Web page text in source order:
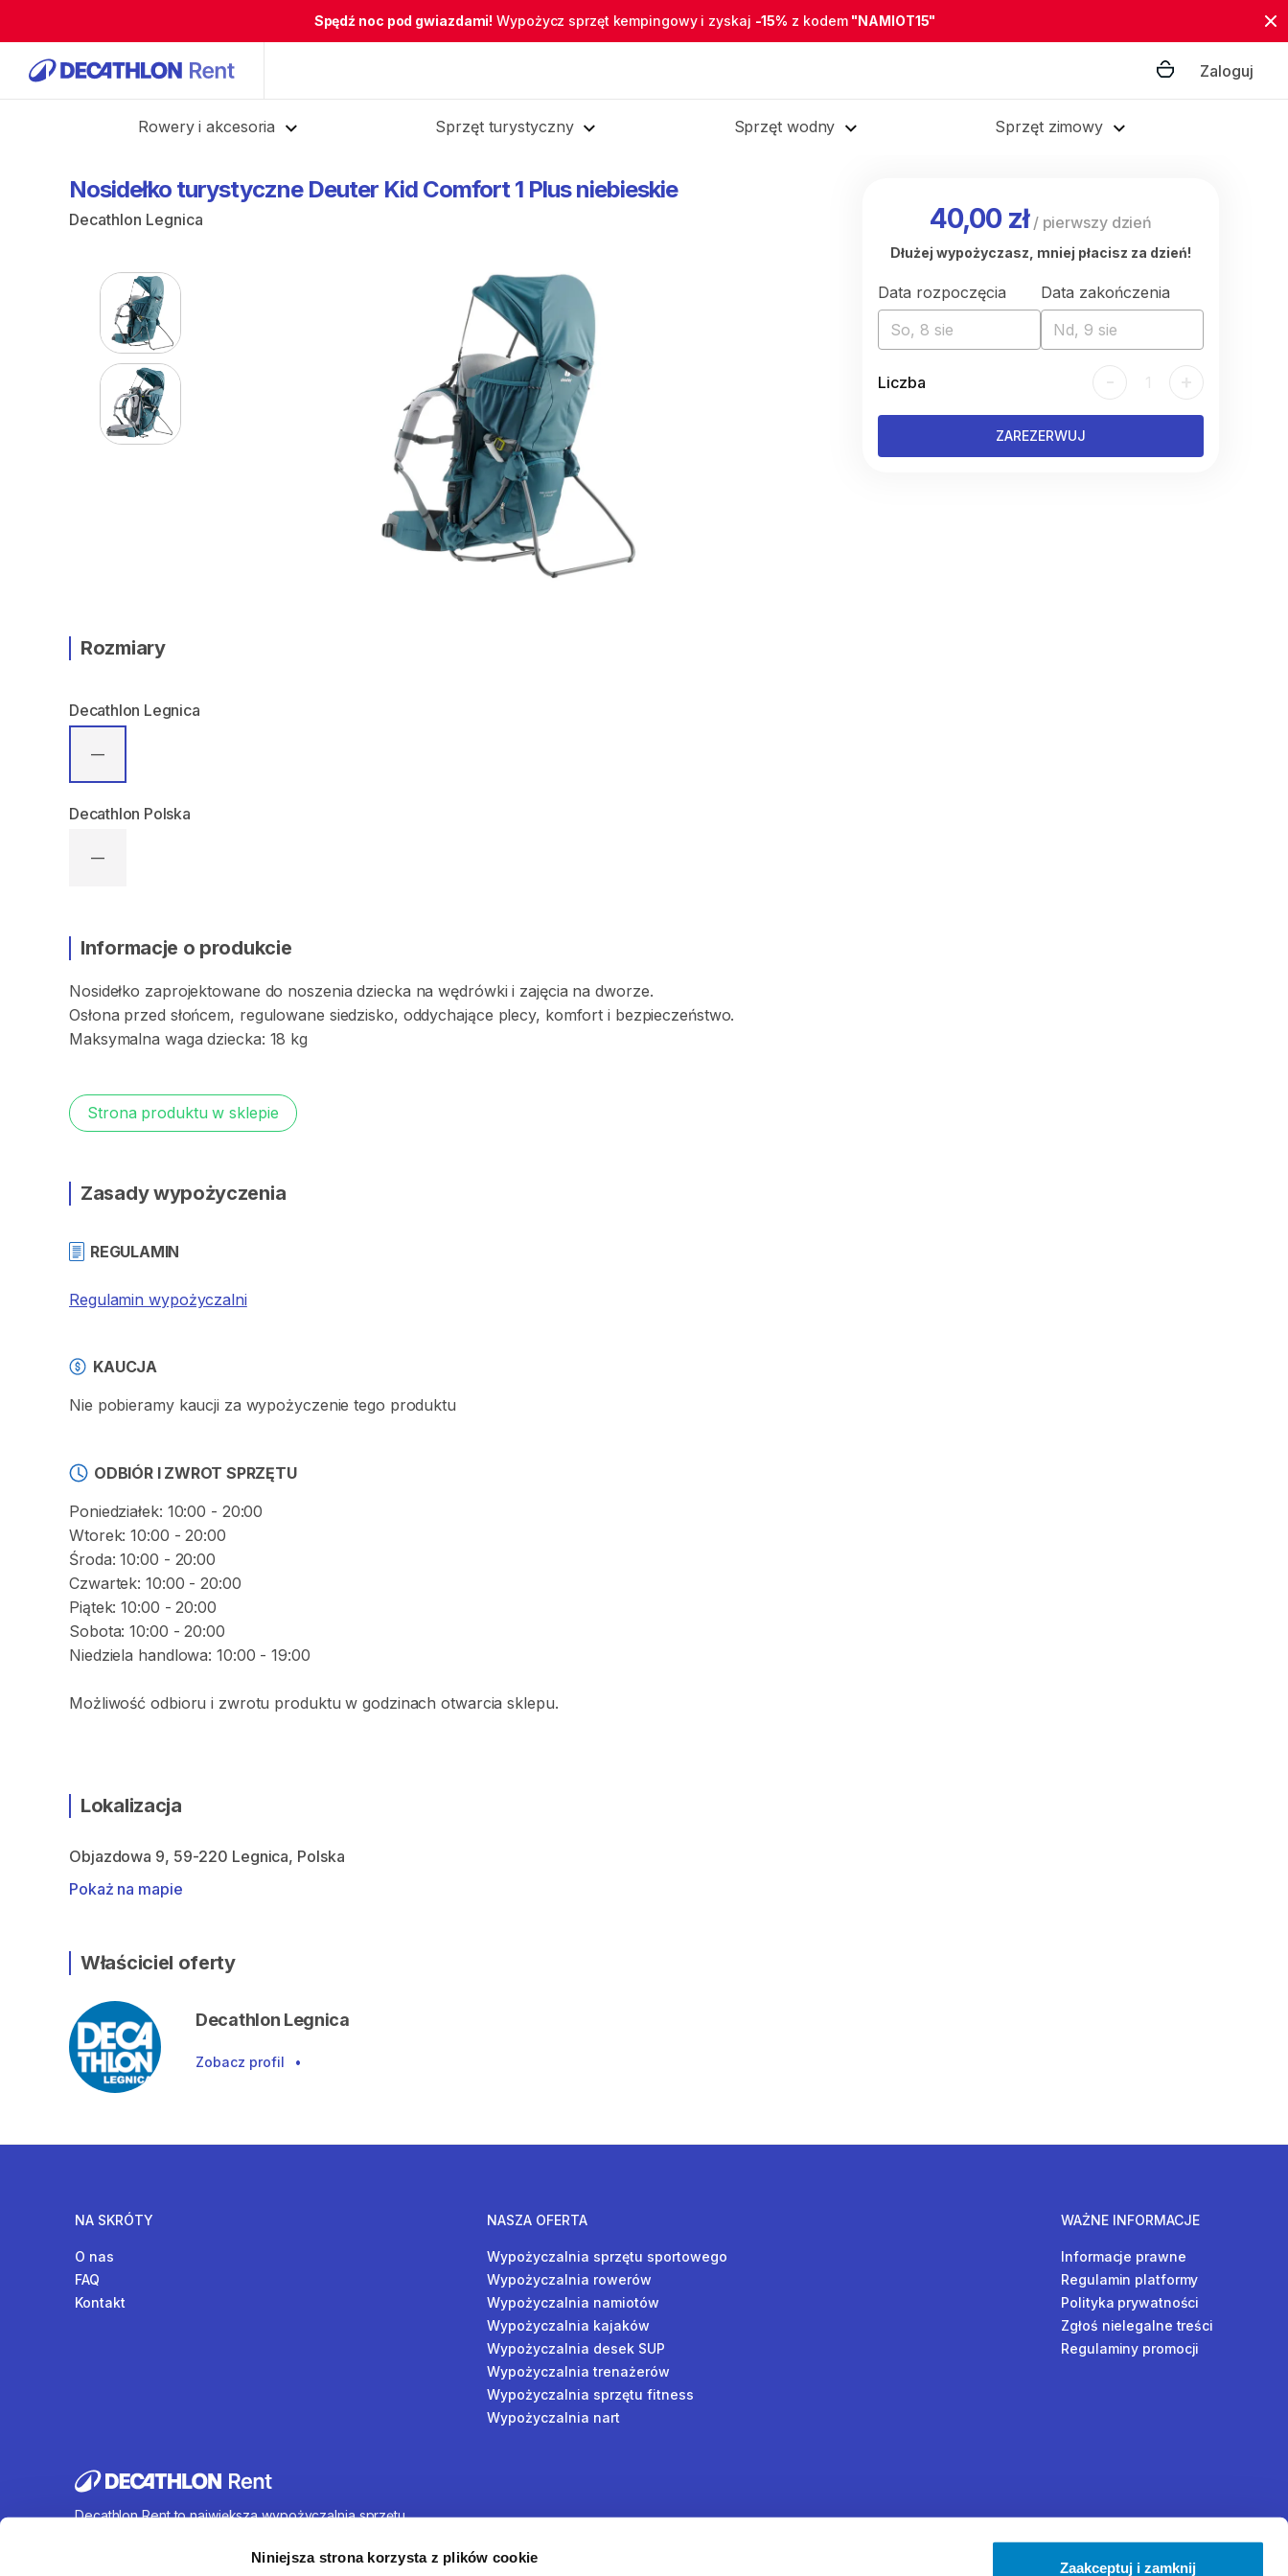
Niniejsza strona korzysta z plików cookie
Zaakceptuj i zamknij
Spędź noc pod gwiazdami! Wypożycz sprzęt kempingowy i zyskaj -15% z kodem "NAMIOT15"
Zaloguj
Rowery i akcesoria Sprzęt turystyczny Sprzęt wodny Sprzęt zimowy
Nosidełko turystyczne Deuter Kid Comfort 1 Plus niebieskie
Decathlon Legnica
Rozmiary
Decathlon Legnica
—
Decathlon Polska
—
Informacje o produkcie
Nosidełko zaprojektowane do noszenia dziecka na wędrówki i zajęcia na dworze.
Osłona przed słońcem​,​ regulowane siedzisko​,​ oddychające plecy​,​ komfort i bezpieczeństwo.
Maksymalna waga dziecka: 18 kg
Strona produktu w sklepie
Zasady wypożyczenia
REGULAMIN
Regulamin wypożyczalni
KAUCJA
Nie pobieramy kaucji za wypożyczenie tego produktu
ODBIÓR I ZWROT SPRZĘTU
Poniedziałek: 10:00 - 20:00
Wtorek: 10:00 - 20:00
Środa: 10:00 - 20:00
Czwartek: 10:00 - 20:00
Piątek: 10:00 - 20:00
Sobota: 10:00 - 20:00
Niedziela handlowa: 10:00 - 19:00
Możliwość odbioru i zwrotu produktu w godzinach otwarcia sklepu.
Lokalizacja
Objazdowa 9, 59-220 Legnica, Polska
Pokaż na mapie
Właściciel oferty
Decathlon Legnica
Zobacz profil •
40,00 zł/ pierwszy dzień
Dłużej wypożyczasz, mniej płacisz za dzień!
Data rozpoczęcia
So, 8 sie
Data zakończenia
Nd, 9 sie
Liczba - 1 +
ZAREZERWUJ
NA SKRÓTY
O nas
FAQ
Kontakt
NASZA OFERTA
Wypożyczalnia sprzętu sportowego
Wypożyczalnia rowerów
Wypożyczalnia namiotów
Wypożyczalnia kajaków
Wypożyczalnia desek SUP
Wypożyczalnia trenażerów
Wypożyczalnia sprzętu fitness
Wypożyczalnia nart
WAŻNE INFORMACJE
Informacje prawne
Regulamin platformy
Polityka prywatności
Zgłoś nielegalne treści
Regulaminy promocji
Decathlon Rent to największa wypożyczalnia sprzętu
wynajem rowerów, sprzętu turystycznego, sprzętu do